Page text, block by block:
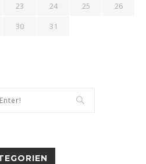
23 24 25
26
30 31